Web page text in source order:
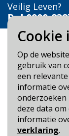
Op de
gebruik van
een
informatie
deze data
informatie
verklaring.
Veilig Leven?
Bel 0900-
Blijf op de
Cookie- en